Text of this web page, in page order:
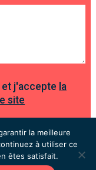
et j'accepte la
site
la meilleure
à utiliser ce
êtes satisfait.